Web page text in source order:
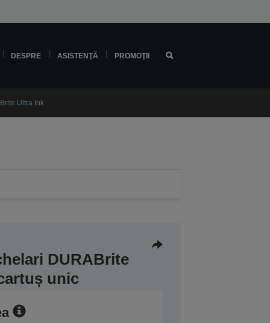
DESPRE ASISTENŢĂ PROMOŢII
Ultra Ink
DURABrite
unic